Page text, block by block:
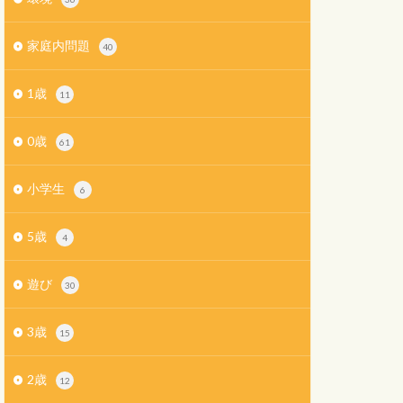
家庭内問題 40
1歳 11
0歳 61
小学生 6
5歳 4
遊び 30
3歳 15
2歳 12